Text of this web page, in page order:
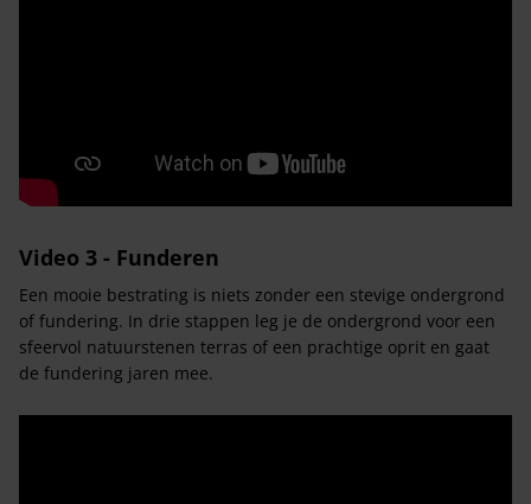
Video 3 - Funderen
Een mooie bestrating is niets zonder een stevige ondergrond
of fundering. In drie stappen leg je de ondergrond voor een
sfeervol natuurstenen terras of een prachtige oprit en gaat
de fundering jaren mee.